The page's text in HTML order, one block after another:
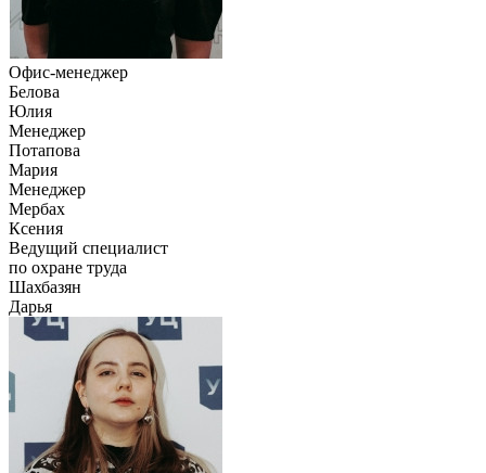
Офис-менеджер
Белова
Юлия
Менеджер
Потапова
Мария
Менеджер
Мербах
Ксения
Ведущий специалист
по охране труда
Шахбазян
Дарья